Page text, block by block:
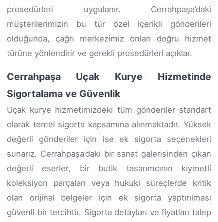
prosedürleri uygulanır. Cerrahpaşa’daki
müşterilerimizin bu tür özel içerikli gönderileri
olduğunda, çağrı merkezimiz onları doğru hizmet
türüne yönlendirir ve gerekli prosedürleri açıklar.
Cerrahpaşa Uçak Kurye Hizmetinde
Sigortalama ve Güvenlik
Uçak kurye hizmetimizdeki tüm gönderiler standart
olarak temel sigorta kapsamına alınmaktadır. Yüksek
değerli gönderiler için ise ek sigorta seçenekleri
sunarız. Cerrahpaşa’daki bir sanat galerisinden çıkan
değerli eserler, bir butik tasarımcının kıymetli
koleksiyon parçaları veya hukuki süreçlerde kritik
olan orijinal belgeler için ek sigorta yaptırılması
güvenli bir tercihtir. Sigorta detayları ve fiyatları talep